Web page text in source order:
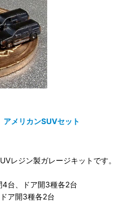
メリカンSUVセット
レジン製ガレージキットです。
台、ドア開3種各2台
ア開3種各2台